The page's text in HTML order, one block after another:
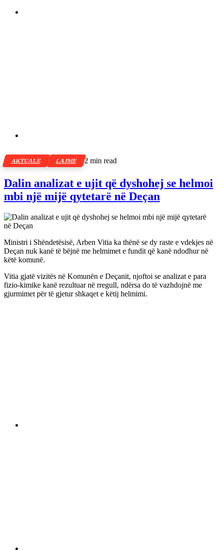
AKTUALE LAJME 2 min read
Dalin analizat e ujit që dyshohej se helmoi
mbi një mijë qytetarë në Deçan
Ministri i Shëndetësisë, Arben Vitia ka thënë se dy raste e vdekjes në
Deçan nuk kanë të bëjnë me helmimet e fundit që kanë ndodhur në
këtë komunë.
Vitia gjatë vizitës në Komunën e Deçanit, njoftoi se analizat e para
fizio-kimike kanë rezultuar në rregull, ndërsa do të vazhdojnë me
gjurmimet për të gjetur shkaqet e këtij helmimi.